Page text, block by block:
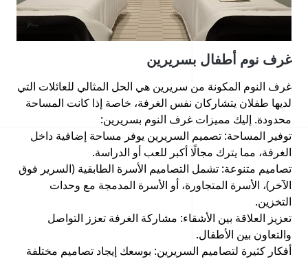
غرف نوم أطفال بسريرين
غرف النوم المكونة من سريرين هي الحل المثالي للعائلات التي
لديها طفلان يتشاركان نفس الغرفة، خاصة إذا كانت المساحة
محدودة. إليك مميزات غرف النوم بسريرين:
توفير المساحة: تصميم السريرين يوفر مساحة إضافية داخل
الغرفة، مما يترك مجالًا أكبر للعب أو الدراسة.
تصاميم متنوعة: تشمل التصاميم الأسرة الطابقية (السرير فوق
الآخر)، الأسرة المتجاورة، أو الأسرة المدمجة مع وحدات
التخزين.
تعزيز العلاقة بين الأشقاء: مشاركة الغرفة تعزز التواصل
والتعاون بين الأطفال.
أفكار كثيرة لتصاميم السريرين: بوسعك إيجاد تصاميم مختلفة